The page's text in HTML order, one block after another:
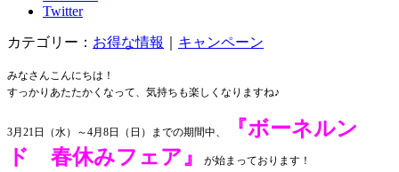
Twitter
カテゴリー： お得な情報 キャンペーン
みなさんこんにちは！
すっかりあたたかくなって、気持ちも楽しくなりますね♪
3月21日（水）～4月8日（日）までの期間中、
『ボーネルン
ド 春休みフェア』
が始まっております！